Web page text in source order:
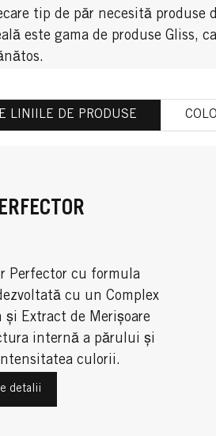
tip de păr necesită
este gama de produse Gliss,
LINIILE DE PRODUSE
Perfector cu formula
cu un Complex
și Extract de Merișoare
internă a părului și
culorii.
detalii